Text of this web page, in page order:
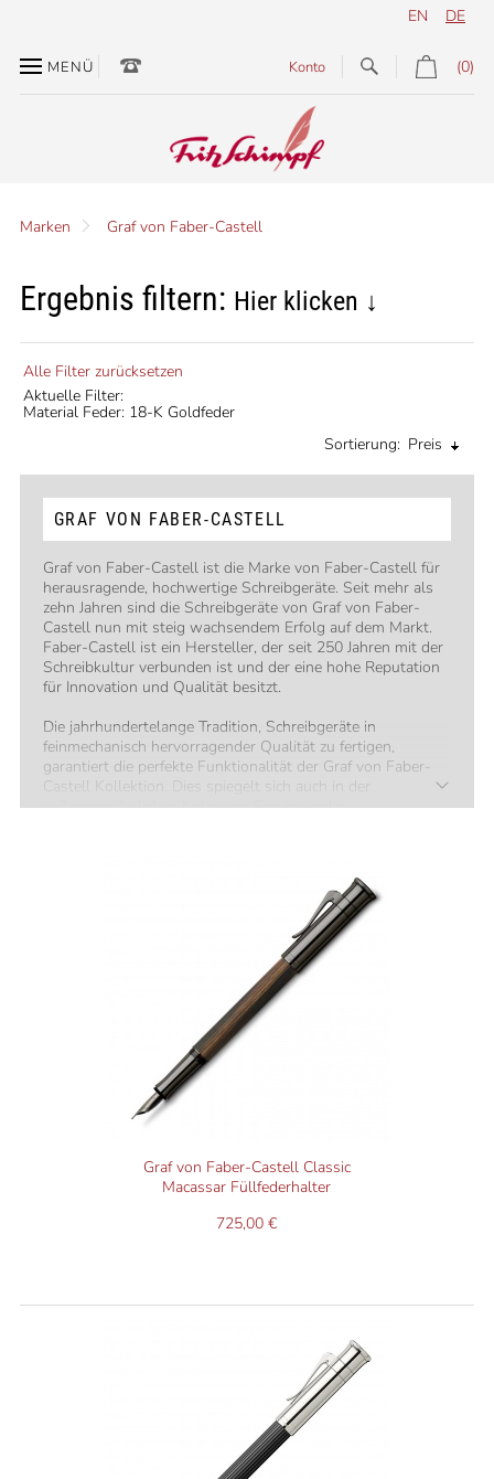
DE
EN
MENÜ (0)
Konto
Marken Graf von Faber-Castell
Ergebnis filtern: Hier klicken ↓
Alle Filter zurücksetzen
Aktuelle Filter:
Material Feder: 18-K Goldfeder
Sortierung: Preis
GRAF VON FABER-CASTELL
Graf von Faber-Castell ist die Marke von Faber-Castell für
herausragende, hochwertige Schreibgeräte. Seit mehr als
zehn Jahren sind die Schreibgeräte von Graf von Faber-
Castell nun mit steig wachsendem Erfolg auf dem Markt.
Faber-Castell ist ein Hersteller, der seit 250 Jahren mit der
Schreibkultur verbunden ist und der eine hohe Reputation
für Innovation und Qualität besitzt.
Die jahrhundertelange Tradition, Schreibgeräte in
feinmechanisch hervorragender Qualität zu fertigen,
garantiert die perfekte Funktionalität der Graf von Faber-
Castell Kollektion. Dies spiegelt sich auch in der
außergewöhnlichen Kulanz im Service wider.
Graf von Faber-Castell Classic
Macassar Füllfederhalter
725,00 €